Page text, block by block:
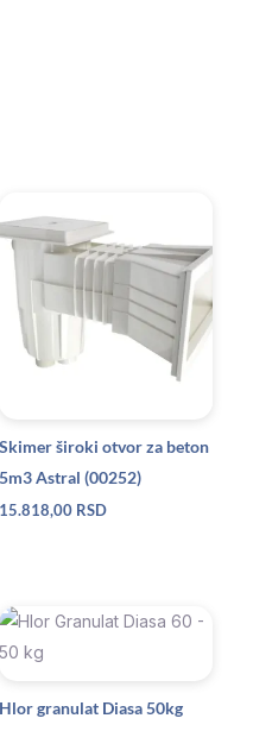
Skimer široki otvor za beton
5m3 Astral (00252)
15.818,00 RSD
Hlor granulat Diasa 50kg